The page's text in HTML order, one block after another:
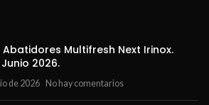
Abatidores Multifresh Next Irinox.
Junio 2026.
de 2026 No hay comentarios